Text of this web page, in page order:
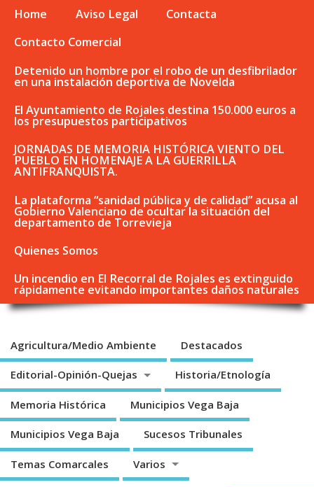
Home Aviso Legal
Contacta
Contacto Comercial
Detenido un hombre por el robo de un desfibrilador
en una instalación deportiva de Novelda
El Ayuntamiento de Rojales destina 150.000 euros a
los presupuestos participativos
JORNADAS DE MEMORIA HISTÓRICA VIENTO DEL
PUEBLO EN HOMENAJE A LA GUERRILLA
ANTIFRANQUISTA.
La plataforma “sanidad pública y de calidad” acusa al
Gobierno Valenciano de ocultar la situación del
departamento de Torrevieja
Quienes Somos
Un incendio en El Recorral de Rojales es extinguido
rápidamente evitando importantes daños naturales
Agricultura/Medio Ambiente Destacados
Editorial-Opinión-Quejas Historia/Etnología
Memoria Histórica Municipios Vega Baja
Municipios Vega Baja Sucesos Tribunales
Temas Comarcales Varios